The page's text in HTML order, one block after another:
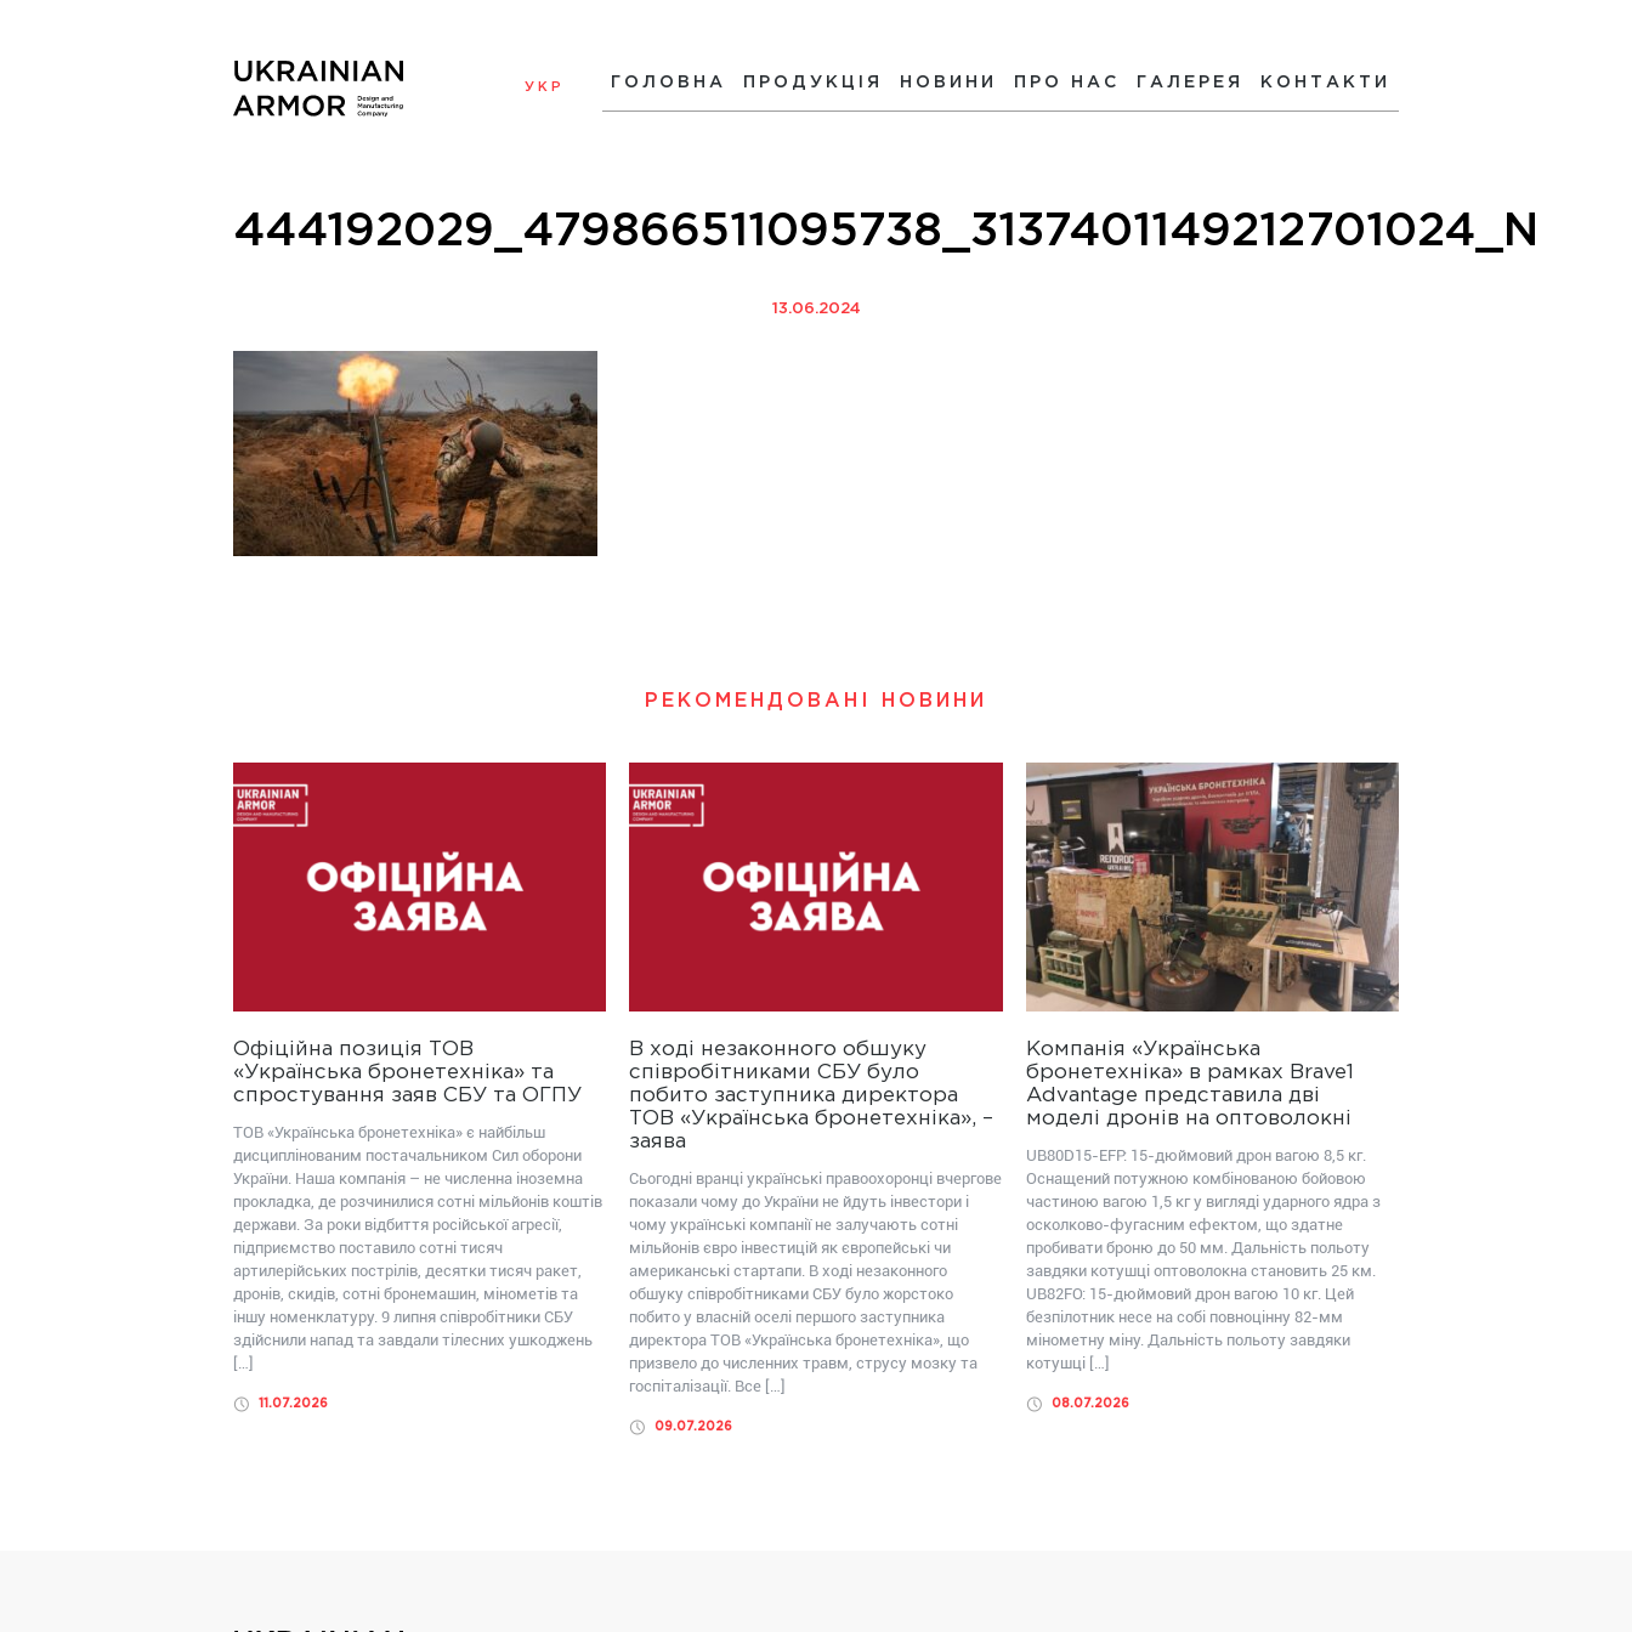
УКР ГОЛОВНА ПРОДУКЦІЯ НОВИНИ ПРО НАС ГАЛЕРЕЯ КОНТАКТИ
444192029_479866511095738_3137401149212701024_N
13.06.2024
РЕКОМЕНДОВАНІ НОВИНИ
Офіційна позиція ТОВ
«Українська бронетехніка» та
спростування заяв СБУ та ОГПУ
ТОВ «Українська бронетехніка» є найбільш
дисциплінованим постачальником Сил оборони
України. Наша компанія – не численна іноземна
прокладка, де розчинилися сотні мільйонів коштів
держави. За роки відбиття російської агресії,
підприємство поставило сотні тисяч
артилерійських пострілів, десятки тисяч ракет,
дронів, скидів, сотні бронемашин, мінометів та
іншу номенклатуру. 9 липня співробітники СБУ
здійснили напад та завдали тілесних ушкоджень
[…]
11.07.2026
В ході незаконного обшуку
співробітниками СБУ було
побито заступника директора
ТОВ «Українська бронетехніка», –
заява
Сьогодні вранці українські правоохоронці вчергове
показали чому до України не йдуть інвестори і
чому українські компанії не залучають сотні
мільйонів євро інвестицій як європейські чи
американські стартапи. В ході незаконного
обшуку співробітниками СБУ було жорстоко
побито у власній оселі першого заступника
директора ТОВ «Українська бронетехніка», що
призвело до численних травм, струсу мозку та
госпіталізації. Все […]
09.07.2026
Компанія «Українська
бронетехніка» в рамках Brave1
Advantage представила дві
моделі дронів на оптоволокні
UB80D15-EFP: 15-дюймовий дрон вагою 8,5 кг.
Оснащений потужною комбінованою бойовою
частиною вагою 1,5 кг у вигляді ударного ядра з
осколково-фугасним ефектом, що здатне
пробивати броню до 50 мм. Дальність польоту
завдяки котушці оптоволокна становить 25 км.
UB82FО: 15-дюймовий дрон вагою 10 кг. Цей
безпілотник несе на собі повноцінну 82-мм
мінометну міну. Дальність польоту завдяки
котушці […]
08.07.2026